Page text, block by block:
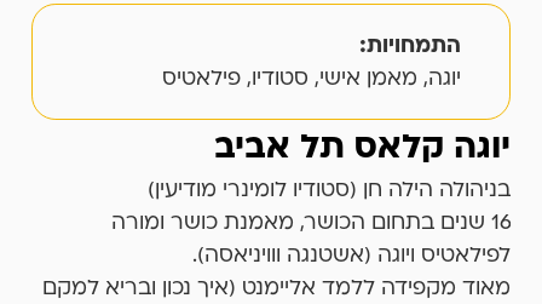
התמחויות:
יוגה, מאמן אישי, סטודיו, פילאטיס
יוגה קלאס תל אביב
בניהולה הילה חן (סטודיו לומינרי מודיעין)
16 שנים בתחום הכושר, מאמנת כושר ומורה
לפילאטיס ויוגה (אשטנגה ווויניאסה).
מאוד מקפידה ללמד אליימנט (איך נכון ובריא למקם